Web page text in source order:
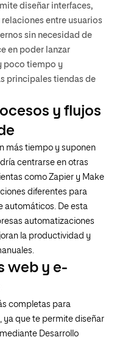
diseñar interfaces,
entre usuarios
sin necesidad de
en poder lanzar
poco tiempo y
principales tiendas de
y flujos
más tiempo y suponen
centrarse en otras
como Zapier y Make
diferentes para
automáticos. De esta
automatizaciones
la productividad y
web y e-
completas para
ya que te permite diseñar
Desarrollo